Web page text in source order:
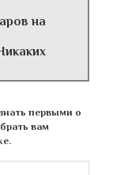
на
первыми о
вам